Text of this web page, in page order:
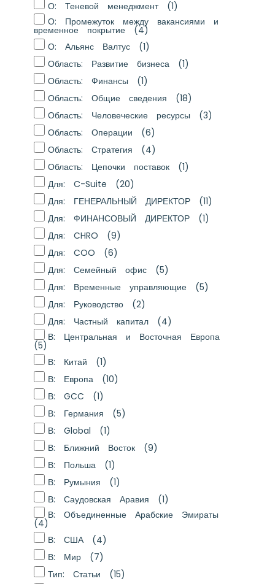
О: Теневой менеджмент(1)
О: Промежуток между вакансиями и
временное покрытие (4)
О: Альянс Валтус (1)
Область: Развитие бизнеса (1)
Область: Финансы (1)
Область: Общие сведения (18)
Область: Человеческие ресурсы (3)
Область: Операции (6)
Область: Стратегия (4)
Область: Цепочки поставок (1)
Для: C-Suite (20)
Для: ГЕНЕРАЛЬНЫЙ ДИРЕКТОР (11)
Для: ФИНАНСОВЫЙ ДИРЕКТОР (1)
Для: CHRO (9)
Для: COO (6)
Для: Семейный офис (5)
Для: Временные управляющие (5)
Для: Руководство (2)
Для: Частный капитал (4)
В: Центральная и Восточная Европа
(5)
В: Китай (1)
В: Европа (10)
В: GCC (1)
В: Германия (5)
В: Global (1)
В: Ближний Восток (9)
В: Польша (1)
В: Румыния (1)
В: Саудовская Аравия (1)
В: Объединенные Арабские Эмираты
(4)
В: США(4)
В: Мир (7)
Тип: Статьи (15)